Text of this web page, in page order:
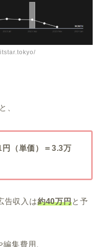
、
（単価）＝3.3万
告収入は約40万円と予
集費用、